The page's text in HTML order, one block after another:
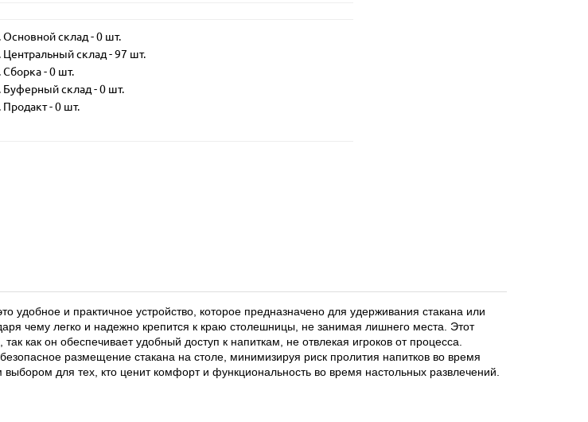
склад-0 шт.
склад-97 шт.
-0 шт.
Буферный склад-0 шт.
-0 шт.
удобное и практичное устройство, которое предназначено для удерживания стакана или
чему легко и надежно крепится к краю столешницы, не занимая лишнего места. Этот
как он обеспечивает удобный доступ к напиткам, не отвлекая игроков от процесса.
размещение стакана на столе, минимизируя риск пролития напитков во время
для тех, кто ценит комфорт и функциональность во время настольных развлечений.